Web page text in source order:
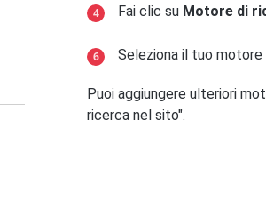
Fai clic su Motore di
Seleziona il tuo
Puoi aggiungere ulteriori
ricerca nel sito".